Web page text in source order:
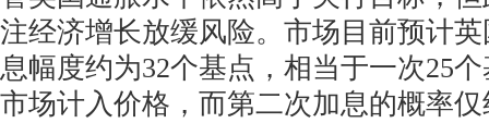
注经济增长放缓风险。市场目前预计
息幅度约为32个基点，相当于一次25
市场计入价格，而第二次加息的概率仅